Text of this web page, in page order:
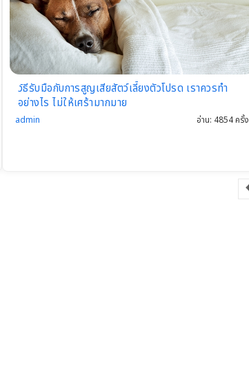
วิธีรับมือกับการสูญเสียสัตว์เลี้ยงตัวโปรด เราควรทำ
อย่างไร ไม่ให้เศร้ามากมาย
อ่าน: 4854 ครั้ง
admin